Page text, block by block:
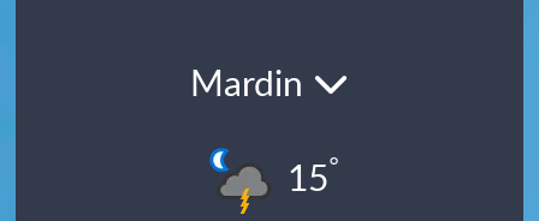
Mardin
15°